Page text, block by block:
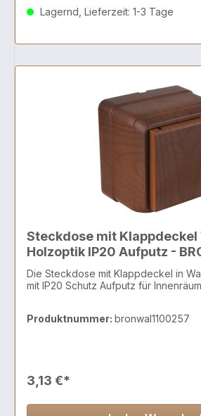
Lagernd, Lieferzeit: 1-3 Tage
Steckdose mit Klappdeckel
Holzoptik IP20 Aufputz -
Die Steckdose mit Klappdeckel in
mit IP20 Schutz Aufputz für
Produktnummer: bronwal1100257
3,13 €*